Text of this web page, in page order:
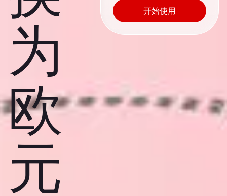
为
欧
元
开始使用